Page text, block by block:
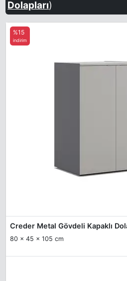
Emerald
Dolapları)
Creder Metal Gövdeli Kapaklı
80 x 45 x 105 cm
%15
indirim